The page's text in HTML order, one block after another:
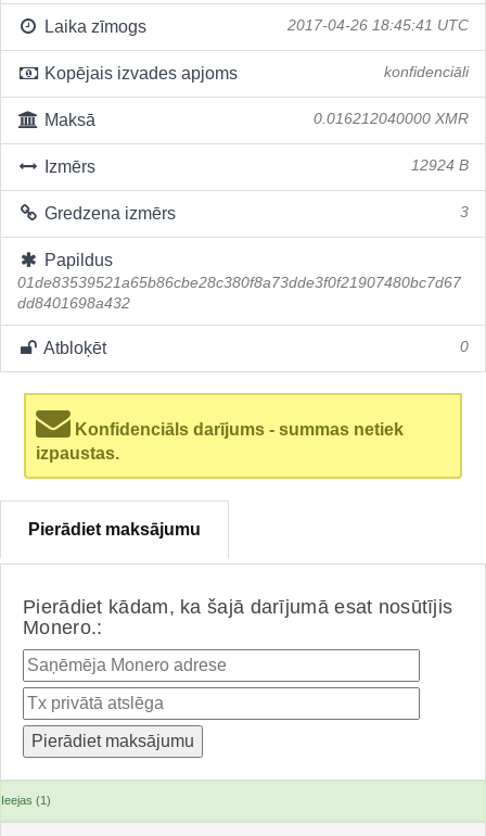
Laika zīmogs 2017-04-26 18:45:41 UTC
Kopējais izvades apjoms konfidenciāli
Maksā 0.016212040000 XMR
Izmērs 12924 B
Gredzena izmērs 3
Papildus
01de83539521a65b86cbe28c380f8a73dde3f0f21907480bc7d67
dd8401698a432
Atbloķēt 0
Konfidenciāls darījums - summas netiek
izpaustas.
Pierādiet maksājumu
Pierādiet kādam, ka šajā darījumā esat nosūtījis
Monero.:
Ieejas (1)